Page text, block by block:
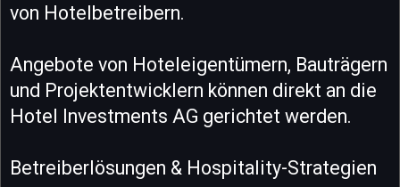
von Hotelbetreibern.
Angebote von Hoteleigentümern, Bauträgern
und Projektentwicklern können direkt an die
Hotel Investments AG gerichtet werden.
Betreiberlösungen & Hospitality-Strategien